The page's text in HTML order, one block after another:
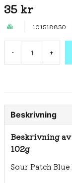
35 kr
101518850
- +
Beskrivning
Beskrivning
102g
Sour Patch